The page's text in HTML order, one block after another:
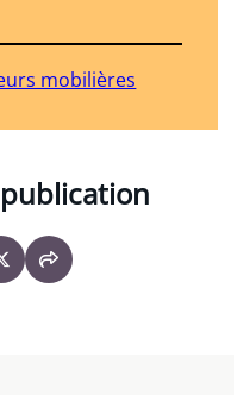
mobilières